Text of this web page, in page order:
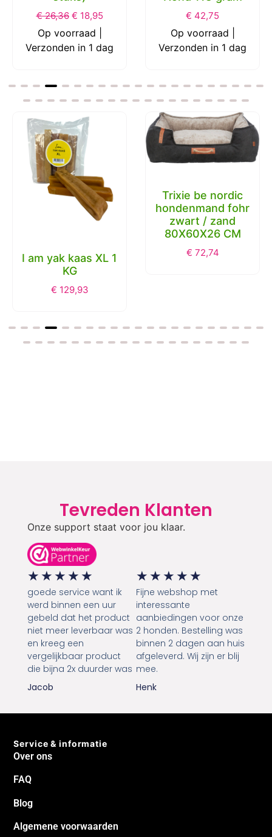
€26,36 € 18,95
Op voorraad |
Verzonden in 1 dag
€ 42,75
Op voorraad |
Verzonden in 1 dag
I am yak kaas XL 1
KG
€ 129,93
Trixie be nordic
hondenmand fohr
zwart / zand
80X60X26 CM
€ 72,74
Tevreden Klanten
Onze support staat voor jou klaar.
★ ★ ★ ★ ★
goede service want ik
werd binnen een uur
gebeld dat het product
niet meer leverbaar was
en kreeg een
vergelijkbaar product
die bijna 2x duurder was
Jacob
★ ★ ★ ★ ★
Fijne webshop met
interessante
aanbiedingen voor onze
2 honden. Bestelling was
binnen 2 dagen aan huis
afgeleverd. Wij zijn er blij
mee.
Henk
Service & informatie
Over ons
FAQ
Blog
Algemene voorwaarden